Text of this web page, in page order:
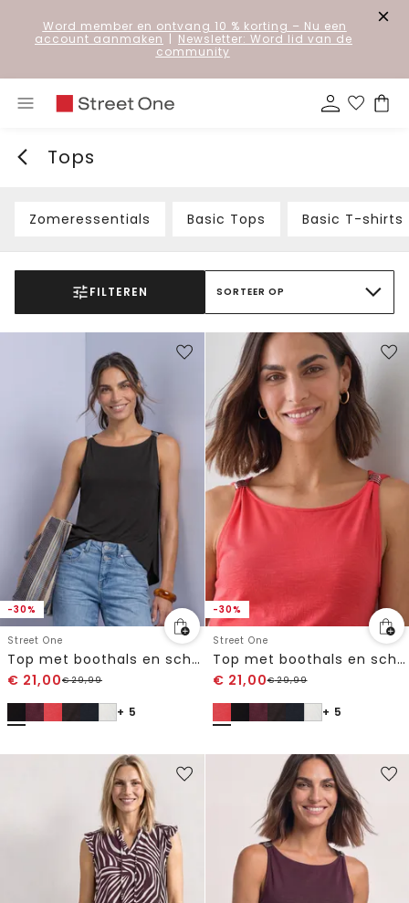
Word member en ontvang 10 % korting – Nu een
account aanmaken | Newsletter: Word lid van de
community
Tops
Zomeressentials Basic Tops Basic T-shirts
FILTEREN SORTEER OP
-30%
Street One
Top met boothals en schouderdetail
€ 21,00€29,99
+ 5
-30%
Street One
Top met boothals en schouderdetail
€ 21,00€29,99
+ 5